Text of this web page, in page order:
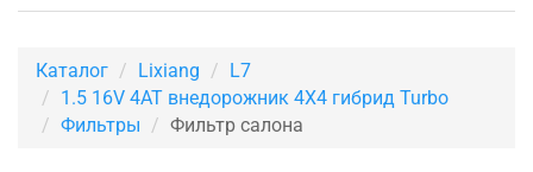
Каталог Lixiang
L7
1.5 16V 4AT внедорожник 4X4 гибрид Turbo
Фильтры
Фильтр салона